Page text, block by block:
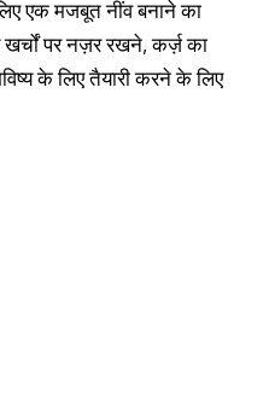
एक मजबूत नींव बनाने का
पर नज़र रखने, कर्ज़ का
के लिए तैयारी करने के लिए